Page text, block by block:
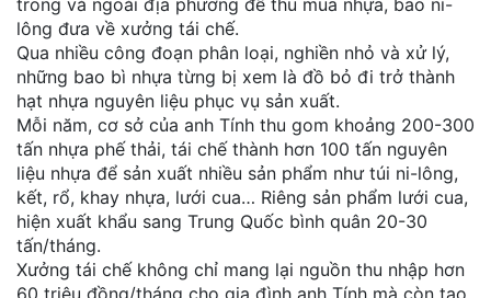
lông đưa về xưởng tái chế.
Qua nhiều công đoạn phân loại, nghiền nhỏ và xử lý,
những bao bì nhựa từng bị xem là đồ bỏ đi trở thành
hạt nhựa nguyên liệu phục vụ sản xuất.
Mỗi năm, cơ sở của anh Tính thu gom khoảng 200-300
tấn nhựa phế thải, tái chế thành hơn 100 tấn nguyên
liệu nhựa để sản xuất nhiều sản phẩm như túi ni-lông,
kết, rổ, khay nhựa, lưới cua… Riêng sản phẩm lưới cua,
hiện xuất khẩu sang Trung Quốc bình quân 20-30
tấn/tháng.
Xưởng tái chế không chỉ mang lại nguồn thu nhập hơn
60 triệu đồng/tháng cho gia đình anh Tính mà còn tạo